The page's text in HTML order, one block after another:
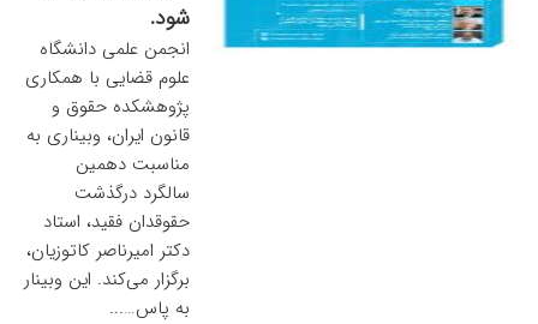
شود.
انجمن علمی دانشگاه
علوم قضایی با همکاری
پژوهشکده حقوق و
قانون ایران، وبیناری به
مناسبت دهمین
سالگرد درگذشت
حقوقدان فقید، استاد
دکتر امیرناصر کاتوزیان،
برگزار می‌کند. این وبینار
به پاس…...